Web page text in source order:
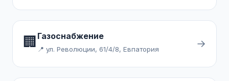
🏢 Газоснабжение
📍 ул. Революции, 61/4/8, Евпатория →